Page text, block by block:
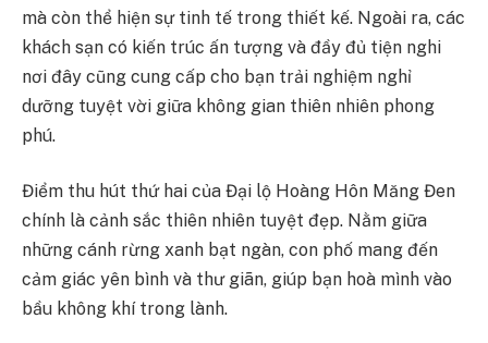
mà còn thể hiện sự tinh tế trong thiết kế. Ngoài ra, các
khách sạn có kiến trúc ấn tượng và đầy đủ tiện nghi
nơi đây cũng cung cấp cho bạn trải nghiệm nghỉ
dưỡng tuyệt vời giữa không gian thiên nhiên phong
phú.
Điểm thu hút thứ hai của Đại lộ Hoàng Hôn Măng Đen
chính là cảnh sắc thiên nhiên tuyệt đẹp. Nằm giữa
những cánh rừng xanh bạt ngàn, con phố mang đến
cảm giác yên bình và thư giãn, giúp bạn hoà mình vào
bầu không khí trong lành.